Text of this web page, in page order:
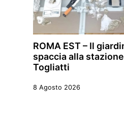
ROMA EST – Il
spaccia alla
Togliatti
8 Agosto 2026